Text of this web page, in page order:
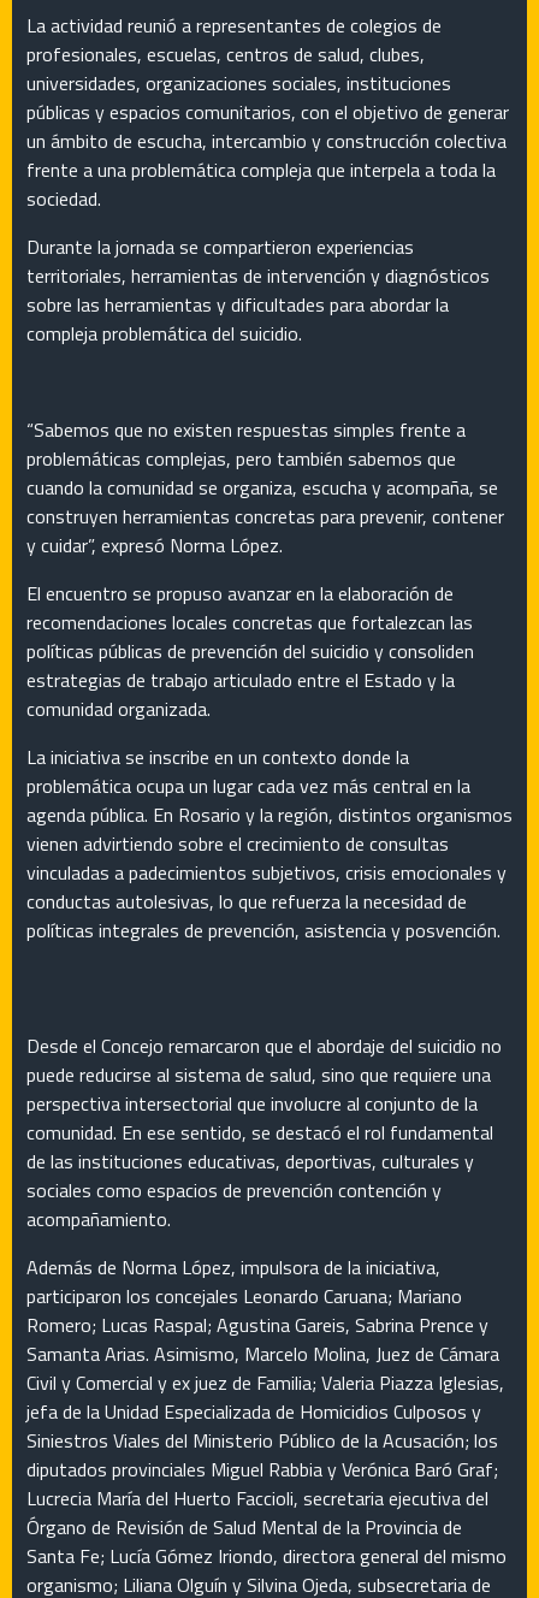
La actividad reunió a representantes de colegios de
profesionales, escuelas, centros de salud, clubes,
universidades, organizaciones sociales, instituciones
públicas y espacios comunitarios, con el objetivo de generar
un ámbito de escucha, intercambio y construcción colectiva
frente a una problemática compleja que interpela a toda la
sociedad.
Durante la jornada se compartieron experiencias
territoriales, herramientas de intervención y diagnósticos
sobre las herramientas y dificultades para abordar la
compleja problemática del suicidio.
“Sabemos que no existen respuestas simples frente a
problemáticas complejas, pero también sabemos que
cuando la comunidad se organiza, escucha y acompaña, se
construyen herramientas concretas para prevenir, contener
y cuidar”, expresó Norma López.
El encuentro se propuso avanzar en la elaboración de
recomendaciones locales concretas que fortalezcan las
políticas públicas de prevención del suicidio y consoliden
estrategias de trabajo articulado entre el Estado y la
comunidad organizada.
La iniciativa se inscribe en un contexto donde la
problemática ocupa un lugar cada vez más central en la
agenda pública. En Rosario y la región, distintos organismos
vienen advirtiendo sobre el crecimiento de consultas
vinculadas a padecimientos subjetivos, crisis emocionales y
conductas autolesivas, lo que refuerza la necesidad de
políticas integrales de prevención, asistencia y posvención.
Desde el Concejo remarcaron que el abordaje del suicidio no
puede reducirse al sistema de salud, sino que requiere una
perspectiva intersectorial que involucre al conjunto de la
comunidad. En ese sentido, se destacó el rol fundamental
de las instituciones educativas, deportivas, culturales y
sociales como espacios de prevención contención y
acompañamiento.
Además de Norma López, impulsora de la iniciativa,
participaron los concejales Leonardo Caruana; Mariano
Romero; Lucas Raspal; Agustina Gareis, Sabrina Prence y
Samanta Arias. Asimismo, Marcelo Molina, Juez de Cámara
Civil y Comercial y ex juez de Familia; Valeria Piazza Iglesias,
jefa de la Unidad Especializada de Homicidios Culposos y
Siniestros Viales del Ministerio Público de la Acusación; los
diputados provinciales Miguel Rabbia y Verónica Baró Graf;
Lucrecia María del Huerto Faccioli, secretaria ejecutiva del
Órgano de Revisión de Salud Mental de la Provincia de
Santa Fe; Lucía Gómez Iriondo, directora general del mismo
organismo; Liliana Olguín y Silvina Ojeda, subsecretaria de